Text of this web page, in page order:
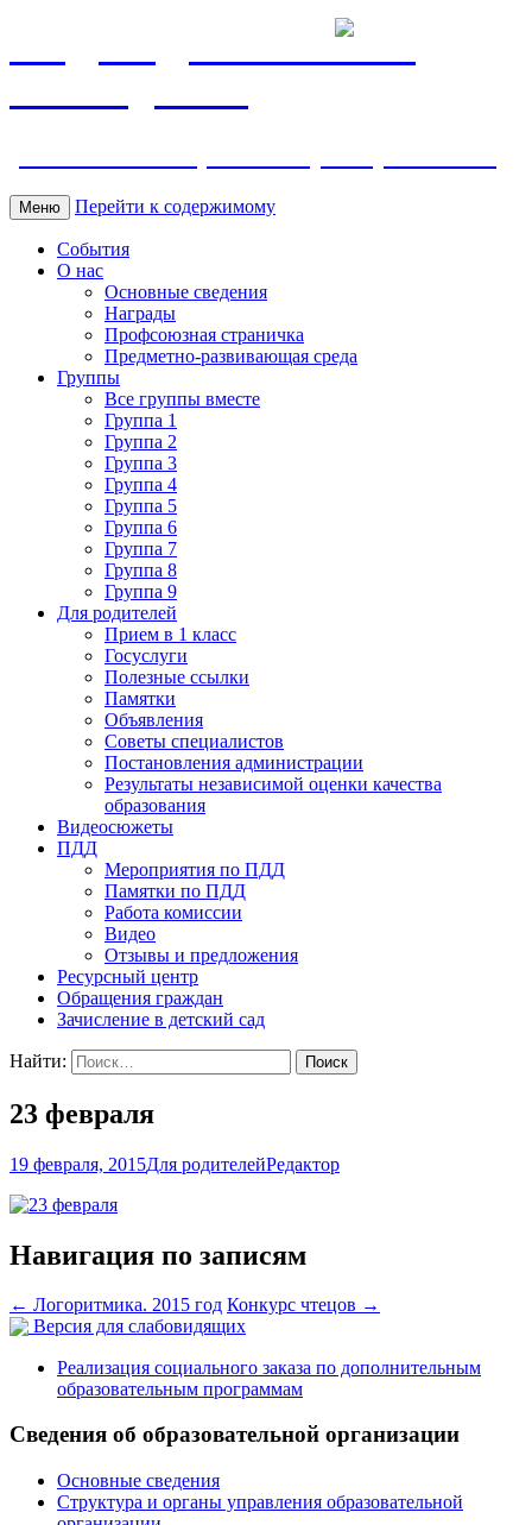
МБДОУ ДС "Калинка"
Меню Перейти к содержимому
События
О нас
Основные сведения
Награды
Профсоюзная страничка
Предметно-развивающая среда
Группы
Все группы вместе
Группа 1
Группа 2
Группа 3
Группа 4
Группа 5
Группа 6
Группа 7
Группа 8
Группа 9
Для родителей
Прием в 1 класс
Госуслуги
Полезные ссылки
Памятки
Объявления
Советы специалистов
Постановления администрации
Результаты независимой оценки качества
образования
Видеосюжеты
ПДД
Мероприятия по ПДД
Памятки по ПДД
Работа комиссии
Видео
Отзывы и предложения
Ресурсный центр
Обращения граждан
Зачисление в детский сад
Найти:
23 февраля
19 февраля, 2015Для родителейРедактор
Навигация по записям
← Логоритмика. 2015 год Конкурс чтецов →
Версия для слабовидящих
Реализация социального заказа по дополнительным
образовательным программам
Сведения об образовательной организации
Основные сведения
Структура и органы управления образовательной